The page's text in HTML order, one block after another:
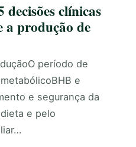
clínicas
a produção de
período de
e
e segurança da
e pelo